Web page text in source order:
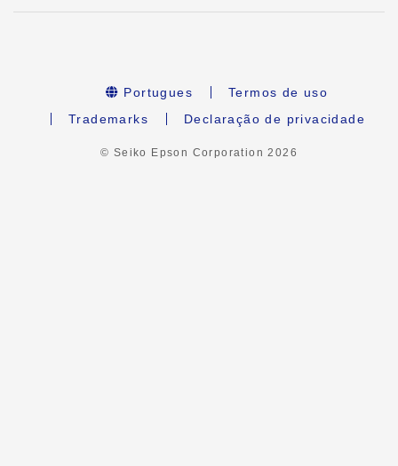
Portugues
Termos de uso
Trademarks
Declaração de privacidade
© Seiko Epson Corporation2026